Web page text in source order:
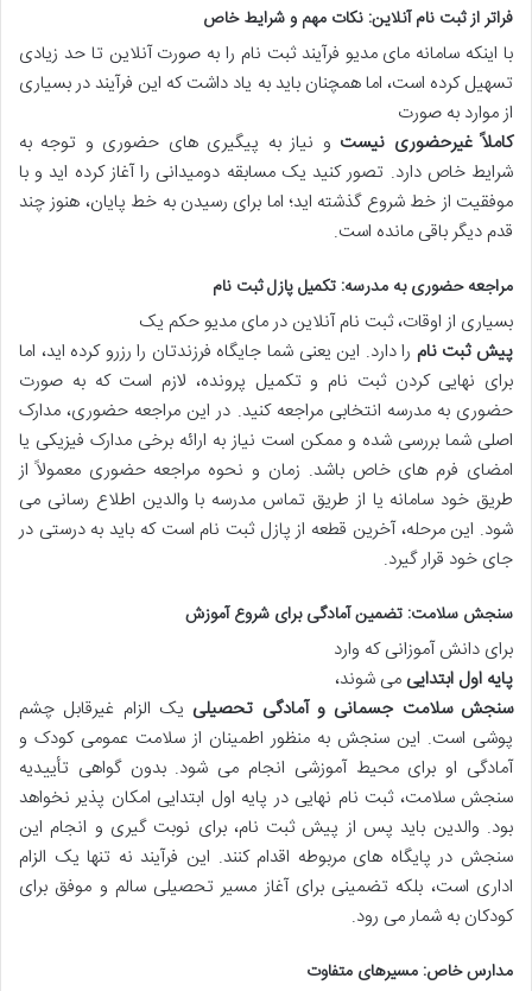
فراتر از ثبت نام آنلاین: نکات مهم و شرایط خاص
با اینکه سامانه مای مدیو فرآیند ثبت نام را به صورت آنلاین تا حد زیادی
تسهیل کرده است، اما همچنان باید به یاد داشت که این فرآیند در بسیاری
از موارد به صورت
کاملاً غیرحضوری نیست و نیاز به پیگیری های حضوری و توجه به
شرایط خاص دارد. تصور کنید یک مسابقه دومیدانی را آغاز کرده اید و با
موفقیت از خط شروع گذشته اید؛ اما برای رسیدن به خط پایان، هنوز چند
قدم دیگر باقی مانده است.
مراجعه حضوری به مدرسه: تکمیل پازل ثبت نام
بسیاری از اوقات، ثبت نام آنلاین در مای مدیو حکم یک
پیش ثبت نام را دارد. این یعنی شما جایگاه فرزندتان را رزرو کرده اید، اما
برای نهایی کردن ثبت نام و تکمیل پرونده، لازم است که به صورت
حضوری به مدرسه انتخابی مراجعه کنید. در این مراجعه حضوری، مدارک
اصلی شما بررسی شده و ممکن است نیاز به ارائه برخی مدارک فیزیکی یا
امضای فرم های خاص باشد. زمان و نحوه مراجعه حضوری معمولاً از
طریق خود سامانه یا از طریق تماس مدرسه با والدین اطلاع رسانی می
شود. این مرحله، آخرین قطعه از پازل ثبت نام است که باید به درستی در
جای خود قرار گیرد.
سنجش سلامت: تضمین آمادگی برای شروع آموزش
برای دانش آموزانی که وارد
پایه اول ابتدایی می شوند،
سنجش سلامت جسمانی و آمادگی تحصیلی یک الزام غیرقابل چشم
پوشی است. این سنجش به منظور اطمینان از سلامت عمومی کودک و
آمادگی او برای محیط آموزشی انجام می شود. بدون گواهی تأییدیه
سنجش سلامت، ثبت نام نهایی در پایه اول ابتدایی امکان پذیر نخواهد
بود. والدین باید پس از پیش ثبت نام، برای نوبت گیری و انجام این
سنجش در پایگاه های مربوطه اقدام کنند. این فرآیند نه تنها یک الزام
اداری است، بلکه تضمینی برای آغاز مسیر تحصیلی سالم و موفق برای
کودکان به شمار می رود.
مدارس خاص: مسیرهای متفاوت